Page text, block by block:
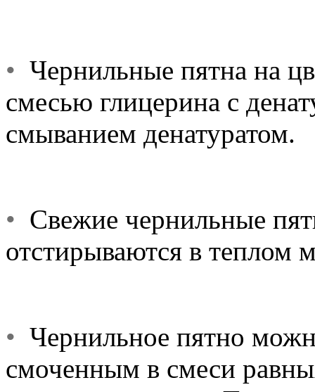
• Чернильные пятна на
смесью глицерина с
смыванием денатуратом.
• Свежие чернильные
отстирываются в теплом
• Чернильное пятно
смоченным в смеси